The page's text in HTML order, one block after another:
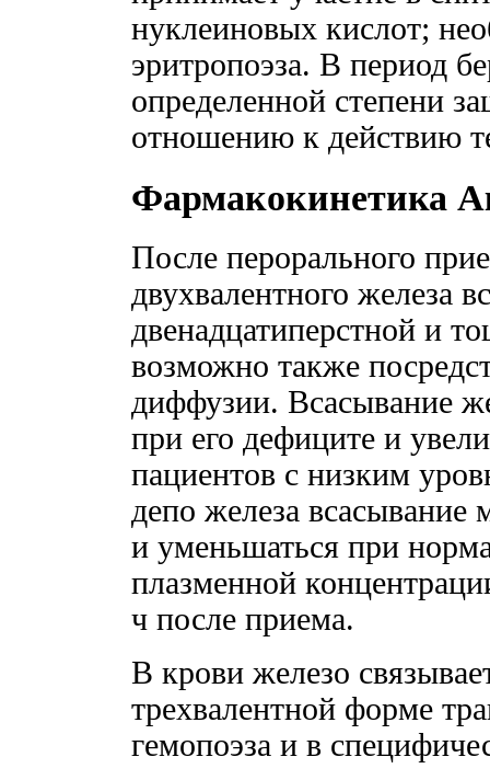
нуклеиновых кислот;
эритропоэза. В период
определенной степени
отношению к действию
Фармакокинетика
После перорального
двухвалентного железа
двенадцатиперстной и
возможно также
диффузии. Всасывание
при его дефиците и
пациентов с низким
депо железа всасывание
и уменьшаться при
плазменной
ч после приема.
В крови железо
трехвалентной форме
гемопоэза и в